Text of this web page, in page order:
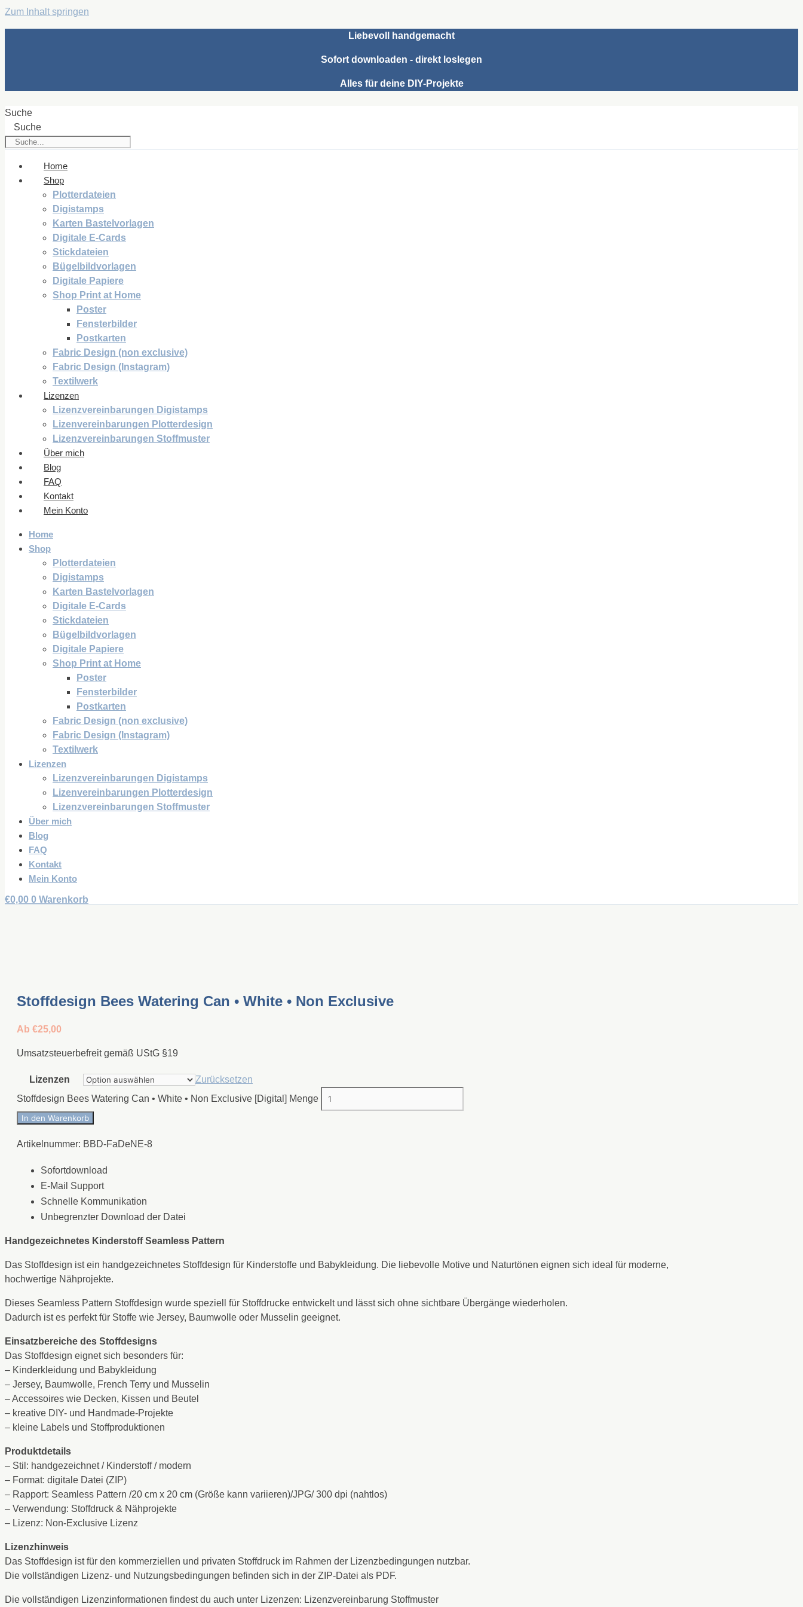
Zum Inhalt springen
Liebevoll handgemacht
Sofort downloaden - direkt loslegen
Alles für deine DIY-Projekte
Suche
Suche
Home
Shop
Plotterdateien
Digistamps
Karten Bastelvorlagen
Digitale E-Cards
Stickdateien
Bügelbildvorlagen
Digitale Papiere
Shop Print at Home
Poster
Fensterbilder
Postkarten
Fabric Design (non exclusive)
Fabric Design (Instagram)
Textilwerk
Lizenzen
Lizenzvereinbarungen Digistamps
Lizenvereinbarungen Plotterdesign
Lizenzvereinbarungen Stoffmuster
Über mich
Blog
FAQ
Kontakt
Mein Konto
Home
Shop
Plotterdateien
Digistamps
Karten Bastelvorlagen
Digitale E-Cards
Stickdateien
Bügelbildvorlagen
Digitale Papiere
Shop Print at Home
Poster
Fensterbilder
Postkarten
Fabric Design (non exclusive)
Fabric Design (Instagram)
Textilwerk
Lizenzen
Lizenzvereinbarungen Digistamps
Lizenvereinbarungen Plotterdesign
Lizenzvereinbarungen Stoffmuster
Über mich
Blog
FAQ
Kontakt
Mein Konto
€0,00 0 Warenkorb
Stoffdesign Bees Watering Can • White • Non Exclusive
Ab €25,00
Umsatzsteuerbefreit gemäß UStG §19
Lizenzen
Zurücksetzen
Stoffdesign Bees Watering Can • White • Non Exclusive [Digital] Menge
In den Warenkorb
Artikelnummer: BBD-FaDeNE-8
Sofortdownload
E-Mail Support
Schnelle Kommunikation
Unbegrenzter Download der Datei
Handgezeichnetes Kinderstoff Seamless Pattern
Das Stoffdesign ist ein handgezeichnetes Stoffdesign für Kinderstoffe und Babykleidung. Die liebevolle Motive und Naturtönen eignen sich ideal für moderne,
hochwertige Nähprojekte.
Dieses Seamless Pattern Stoffdesign wurde speziell für Stoffdrucke entwickelt und lässt sich ohne sichtbare Übergänge wiederholen.
Dadurch ist es perfekt für Stoffe wie Jersey, Baumwolle oder Musselin geeignet.
Einsatzbereiche des Stoffdesigns
Das Stoffdesign eignet sich besonders für:
– Kinderkleidung und Babykleidung
– Jersey, Baumwolle, French Terry und Musselin
– Accessoires wie Decken, Kissen und Beutel
– kreative DIY- und Handmade-Projekte
– kleine Labels und Stoffproduktionen
Produktdetails
– Stil: handgezeichnet / Kinderstoff / modern
– Format: digitale Datei (ZIP)
– Rapport: Seamless Pattern /20 cm x 20 cm (Größe kann variieren)/JPG/ 300 dpi (nahtlos)
– Verwendung: Stoffdruck & Nähprojekte
– Lizenz: Non-Exclusive Lizenz
Lizenzhinweis
Das Stoffdesign ist für den kommerziellen und privaten Stoffdruck im Rahmen der Lizenzbedingungen nutzbar.
Die vollständigen Lizenz- und Nutzungsbedingungen befinden sich in der ZIP-Datei als PDF.
Die vollständigen Lizenzinformationen findest du auch unter Lizenzen: Lizenzvereinbarung Stoffmuster